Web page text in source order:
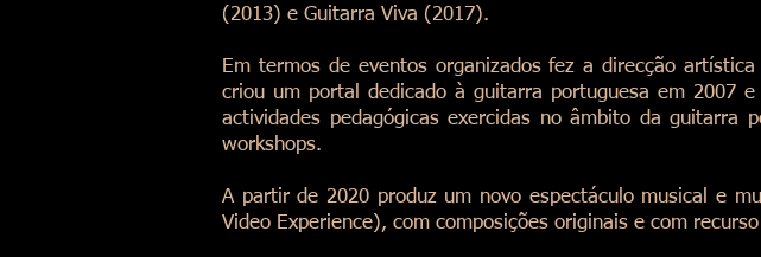
(2013) e Guitarra Viva (2017).
Em termos de eventos organizados fez a direcção
criou um portal dedicado à guitarra portuguesa em 2007
actividades pedagógicas exercidas no âmbito da guitarra
workshops.
A partir de 2020 produz um novo espectáculo musical e
Video Experience), com composições originais e com